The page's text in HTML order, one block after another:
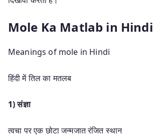
Mole Ka Matlab in Hindi
Meanings of mole in Hindi
हिंदी में तिल का मतलब
1) संज्ञा
त्वचा पर एक छोटा जन्मजात रंजित स्थान